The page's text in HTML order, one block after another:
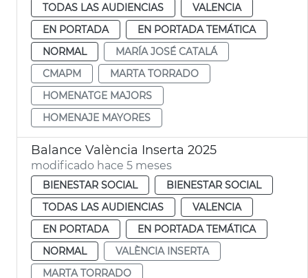
TODAS LAS AUDIENCIAS
VALENCIA
EN PORTADA
EN PORTADA TEMÁTICA
NORMAL
MARÍA JOSÉ CATALÁ
CMAPM
MARTA TORRADO
HOMENATGE MAJORS
HOMENAJE MAYORES
Balance València Inserta 2025
modificado hace 5 meses
BIENESTAR SOCIAL
BIENESTAR SOCIAL
TODAS LAS AUDIENCIAS
VALENCIA
EN PORTADA
EN PORTADA TEMÁTICA
NORMAL
VALÈNCIA INSERTA
MARTA TORRADO